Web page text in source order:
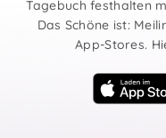
Tagebuch festhalten
Das Schöne ist:
App-Stores.